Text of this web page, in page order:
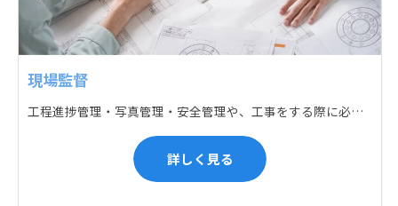
現場監督
工程進捗管理・写真管理・安全管理や、工事をする際に必要な各種書類作成・届出 (申請) などの現場管理業務をお任せします。遅れている箇所のサポートに入るなど、臨機応変な対応が必要になります。
詳しく見る